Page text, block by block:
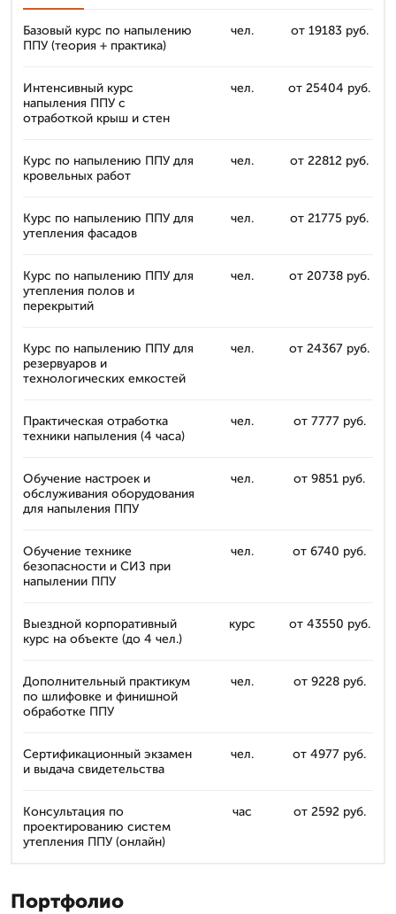
Базовый курс по напылению
ППУ (теория + практика)
чел. от 19183 руб.
Интенсивный курс
напыления ППУ с
отработкой крыш и стен
чел. от 25404 руб.
Курс по напылению ППУ для
кровельных работ
чел. от 22812 руб.
Курс по напылению ППУ для
утепления фасадов
чел. от 21775 руб.
Курс по напылению ППУ для
утепления полов и
перекрытий
чел. от 20738 руб.
Курс по напылению ППУ для
резервуаров и
технологических емкостей
чел. от 24367 руб.
Практическая отработка
техники напыления (4 часа)
чел. от 7777 руб.
Обучение настроек и
обслуживания оборудования
для напыления ППУ
чел. от 9851 руб.
Обучение технике
безопасности и СИЗ при
напылении ППУ
чел. от 6740 руб.
Выездной корпоративный
курс на объекте (до 4 чел.)
курс от 43550 руб.
Дополнительный практикум
по шлифовке и финишной
обработке ППУ
чел. от 9228 руб.
Сертификационный экзамен
и выдача свидетельства
чел. от 4977 руб.
Консультация по
проектированию систем
утепления ППУ (онлайн)
час от 2592 руб.
Портфолио